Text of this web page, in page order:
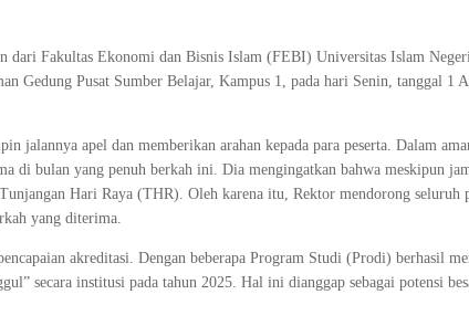
dari Fakultas Ekonomi dan Bisnis Islam (FEBI) Universitas Islam
Gedung Pusat Sumber Belajar, Kampus 1, pada hari Senin, tanggal 1
apel dan memberikan arahan kepada para peserta. Dalam
di bulan yang penuh berkah ini. Dia mengingatkan bahwa meskipun
Hari Raya (THR). Oleh karena itu, Rektor mendorong seluruh
yang diterima.
akreditasi. Dengan beberapa Program Studi (Prodi) berhasil
secara institusi pada tahun 2025. Hal ini dianggap sebagai potensi